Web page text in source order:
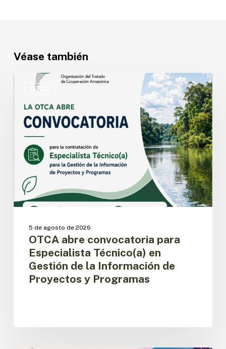
Véase también
OTCA
para
Especialista
Gestión
Información
de
Programas
5 de agosto de 2026
OTCA abre convocatoria para
Especialista Técnico(a) en
Gestión de la Información de
Proyectos y Programas